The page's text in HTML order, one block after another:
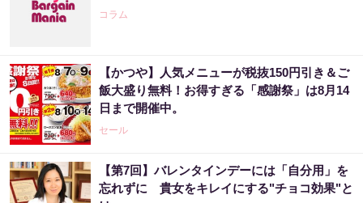
コラム
【かつや】人気メニューが税抜150円引き＆ご
飯大盛り無料！お得すぎる「感謝祭」は8月14
日まで開催中。
セール
【第7回】バレンタインデーには「自分用」を
忘れずに 貴女をキレイにする"チョコ効果"と